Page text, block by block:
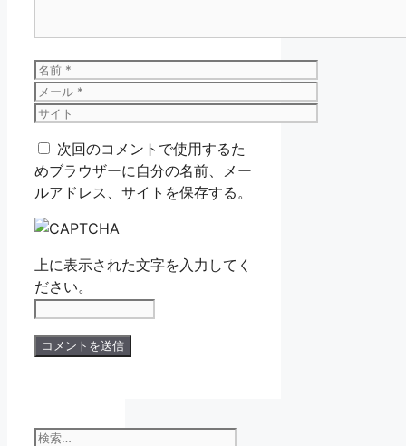
名
前
メ
ー
サ
ト 次回のコメントで使用するた
めブラウザーに自分の名前、メー
ルアドレス、サイトを保存する。
上に表示された文字を入力してく
ださい。
検